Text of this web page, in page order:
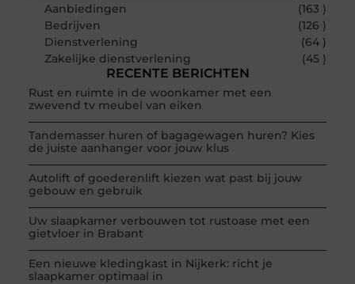
Aanbiedingen
(163 )
Bedrijven
(126 )
Dienstverlening
(64 )
Zakelijke dienstverlening
(45 )
RECENTE BERICHTEN
Rust en ruimte in de woonkamer met een
zwevend tv meubel van eiken
Tandemasser huren of bagagewagen huren? Kies
de juiste aanhanger voor jouw klus
Autolift of goederenlift kiezen wat past bij jouw
gebouw en gebruik
Uw slaapkamer verbouwen tot rustoase met een
gietvloer in Brabant
Een nieuwe kledingkast in Nijkerk: richt je
slaapkamer optimaal in